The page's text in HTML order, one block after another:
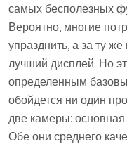
самых бесполезных
Вероятно, многие
упразднить, а за ту
лучший дисплей. Но
определенным
обойдется ни один
две камеры:
Обе они среднего